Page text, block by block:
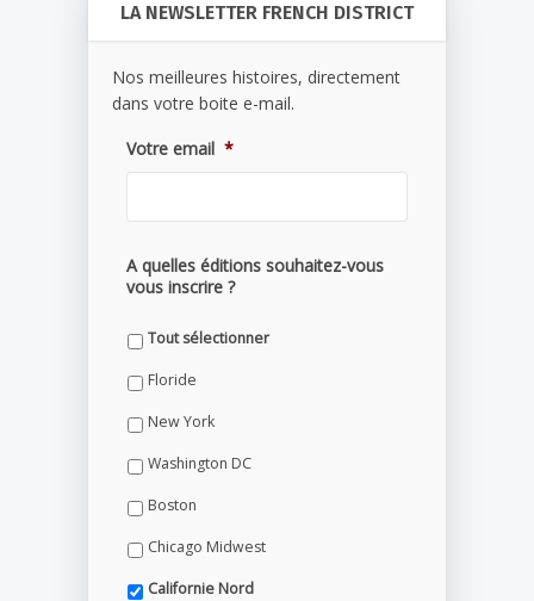
LA NEWSLETTER FRENCH DISTRICT
Nos meilleures histoires, directement
dans votre boite e-mail.
Votre email *
A quelles éditions souhaitez-vous
vous inscrire ?
Tout sélectionner
Floride
New York
Washington DC
Boston
Chicago Midwest
Californie Nord